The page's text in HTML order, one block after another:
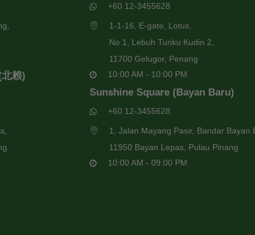
赖)
+60 12-3455628
1-1-16, E-gate, Lotus,
No 1, Lebuh Tunku Kudin 2,
11700 Gelugor, Penang
10:00 AM - 10:00 PM
Sunshine Square (Bayan Baru)
+60 12-3455628
1, Jalan Mayang Pasir, Bandar Bayan
11950 Bayan Lepas, Pulau Pinang
10:00 AM - 09:00 PM